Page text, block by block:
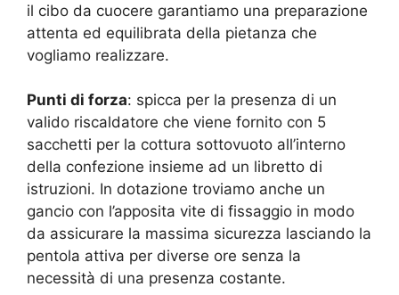
il cibo da cuocere garantiamo una preparazione
attenta ed equilibrata della pietanza che
vogliamo realizzare.
Punti di forza: spicca per la presenza di un
valido riscaldatore che viene fornito con 5
sacchetti per la cottura sottovuoto all’interno
della confezione insieme ad un libretto di
istruzioni. In dotazione troviamo anche un
gancio con l’apposita vite di fissaggio in modo
da assicurare la massima sicurezza lasciando la
pentola attiva per diverse ore senza la
necessità di una presenza costante.